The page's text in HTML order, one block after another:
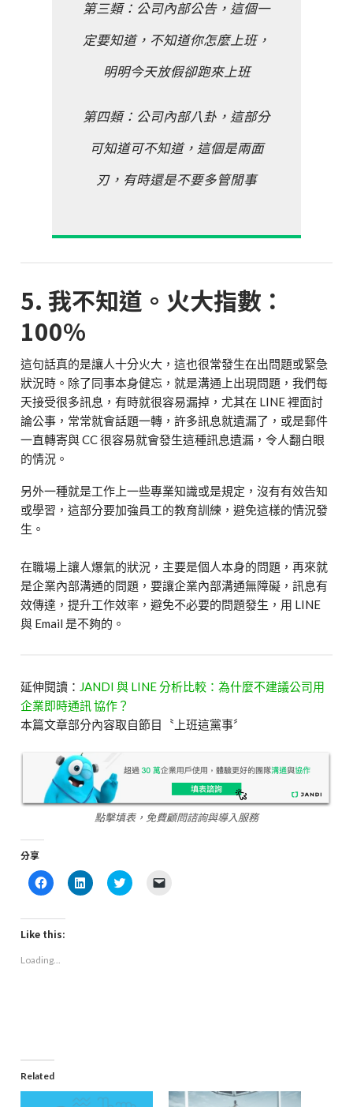
第三類：公司內部公告，這個一
定要知道，不知道你怎麼上班，
明明今天放假卻跑來上班
第四類：公司內部八卦，這部分
可知道可不知道，這個是兩面
刃，有時還是不要多管閒事
5. 我不知道。火大指數：
100%
這句話真的是讓人十分火大，這也很常發生在出問題或緊急
狀況時。除了同事本身健忘，就是溝通上出現問題，我們每
天接受很多訊息，有時就很容易漏掉，尤其在 LINE 裡面討
論公事，常常就會話題一轉，許多訊息就遺漏了，或是郵件
一直轉寄與 CC 很容易就會發生這種訊息遺漏，令人翻白眼
的情況。
另外一種就是工作上一些專業知識或是規定，沒有有效告知
或學習，這部分要加強員工的教育訓練，避免這樣的情況發
生。
在職場上讓人爆氣的狀況，主要是個人本身的問題，再來就
是企業內部溝通的問題，要讓企業內部溝通無障礙，訊息有
效傳達，提升工作效率，避免不必要的問題發生，用 LINE
與 Email 是不夠的。
延伸閱讀： JANDI 與 LINE 分析比較：為什麼不建議公司用
企業即時通訊 協作？
本篇文章部分內容取自節目〝上班這黨事〞
點擊填表，免費顧問諮詢與導入服務
分享
Click
to
Facebook
(Opens
in
window)
Click
to
Click
to
Like this:
Loading...
Related